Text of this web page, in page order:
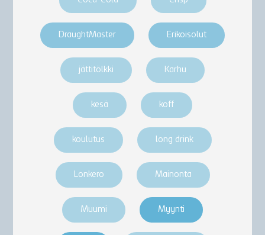
DraughtMaster Erikoisolut
jättitölkki Karhu
kesä koff
koulutus long drink
Lonkero Mainonta
Muumi Myynti